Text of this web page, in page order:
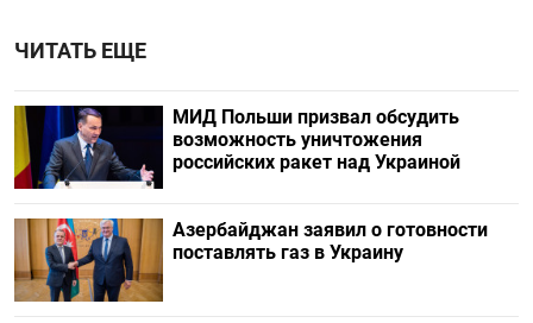
ЧИТАТЬ ЕЩЕ
МИД Польши призвал обсудить
возможность уничтожения
российских ракет над Украиной
Азербайджан заявил о готовности
поставлять газ в Украину